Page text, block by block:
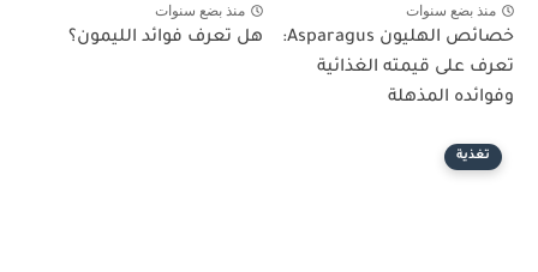
منذ بضع سنوات
خصائص الهليون Asparagus:
تعرف على قيمته الغذائية
وفوائده المذهلة
منذ بضع سنوات
هل تعرف فوائد الليمون؟
تغذية